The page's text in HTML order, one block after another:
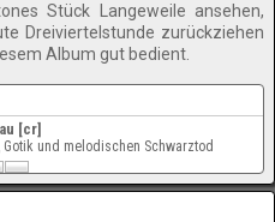
Stück Langeweile ansehen,
Dreiviertelstunde zurückziehen
Album gut bedient.
[cr]
Gotik und melodischen Schwarztod